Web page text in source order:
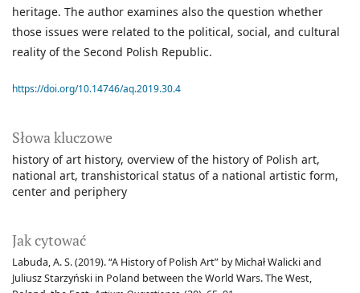
Słowa kluczowe
history of art history overview of the history of Polish art
national art transhistorical status of a national artistic form
center and periphery
Jak cytować
Labuda, A. S. (2019). “A History of Polish Art” by Michał Walicki and
Juliusz Starzyński in Poland between the World Wars. The West,
heritage. The author examines also the question whether
those issues were related to the political, social, and cultural
reality of the Second Polish Republic.
https://doi.org/10.14746/aq.2019.30.4